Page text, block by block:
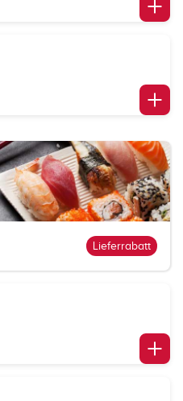
Lieferrabatt